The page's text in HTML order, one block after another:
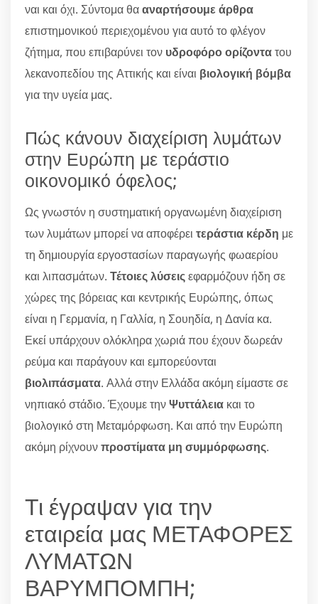
ναι και όχι. Σύντομα θααναρτήσουμε άρθρα
επιστημονικού περιεχομένου για αυτό το φλέγον
ζήτημα, που επιβαρύνει τον υδροφόρο ορίζοντατου
λεκανοπεδίου της Αττικής και είναι βιολογική βόμβα
για την υγεία μας.
Πώς κάνουν διαχείριση λυμάτων
στην Ευρώπη με τεράστιο
οικονομικό όφελος;
Ως γνωστόν η συστηματική οργανωμένη διαχείριση
των λυμάτων μπορεί να αποφέρει τεράστια κέρδη με
τη δημιουργία εργοστασίων παραγωγής φωαερίου
και λιπασμάτων. Τέτοιες λύσειςεφαρμόζουν ήδη σε
χώρες της βόρειας και κεντρικής Ευρώπης, όπως
είναι η Γερμανία, η Γαλλία, η Σουηδία, η Δανία κα.
Εκεί υπάρχουν ολόκληρα χωριά που έχουν δωρεάν
ρεύμα και παράγουν και εμπορεύονται
βιολιπάσματα. Αλλά στην Ελλάδα ακόμη είμαστε σε
νηπιακό στάδιο. Έχουμε τηνΨυττάλεια και το
βιολογικό στη Μεταμόρφωση. Και από την Ευρώπη
ακόμη ρίχνουνπροστίματα μη συμμόρφωσης.
Τι έγραψαν για την
εταιρεία μας ΜΕΤΑΦΟΡΕΣ
ΛΥΜΑΤΩΝ
ΒΑΡΥΜΠΟΜΠΗ;